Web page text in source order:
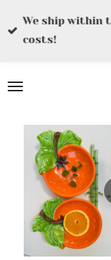
direct
hoofdinhoud
We ship within
costs!